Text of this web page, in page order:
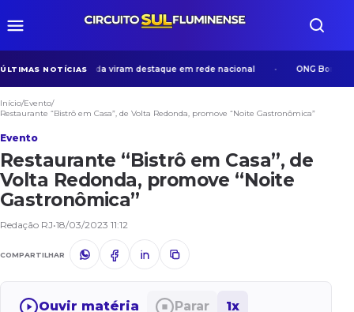
ÚLTIMAS NOTÍCIAS
em Volta Redonda viram destaque em rede nacional ONG Bom
Início/Evento/
Restaurante “Bistrô em Casa”, de Volta Redonda, promove “Noite Gastronômica”
Evento
Restaurante “Bistrô em Casa”, de
Volta Redonda, promove “Noite
Gastronômica”
Redação RJ•18/03/2023 11:12
COMPARTILHAR
Ouvir matéria Parar 1x